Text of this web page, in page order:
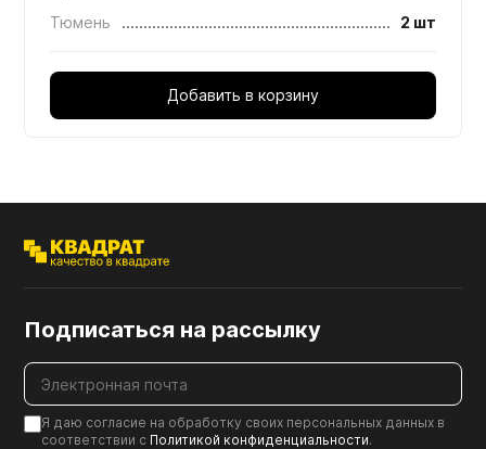
Тюмень
2 шт
Добавить в корзину
Подписаться на рассылку
Я даю согласие на обработку своих персональных данных в
соответствии с Политикой конфиденциальности.